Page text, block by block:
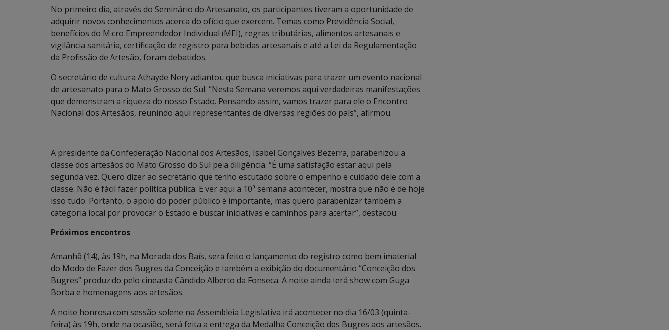
No primeiro dia, através do Seminário do Artesanato, os participantes tiveram a oportunidade de
adquirir novos conhecimentos acerca do ofício que exercem. Temas como Previdência Social,
benefícios do Micro Empreendedor Individual (MEI), regras tributárias, alimentos artesanais e
vigilância sanitária, certificação de registro para bebidas artesanais e até a Lei da Regulamentação
da Profissão de Artesão, foram debatidos.
O secretário de cultura Athayde Nery adiantou que busca iniciativas para trazer um evento nacional
de artesanato para o Mato Grosso do Sul. “Nesta Semana veremos aqui verdadeiras manifestações
que demonstram a riqueza do nosso Estado. Pensando assim, vamos trazer para ele o Encontro
Nacional dos Artesãos, reunindo aqui representantes de diversas regiões do país”, afirmou.
A presidente da Confederação Nacional dos Artesãos, Isabel Gonçalves Bezerra, parabenizou a
classe dos artesãos do Mato Grosso do Sul pela diligência. “É uma satisfação estar aqui pela
segunda vez. Quero dizer ao secretário que tenho escutado sobre o empenho e cuidado dele com a
classe. Não é fácil fazer política pública. E ver aqui a 10ª semana acontecer, mostra que não é de hoje
isso tudo. Portanto, o apoio do poder público é importante, mas quero parabenizar também a
categoria local por provocar o Estado e buscar iniciativas e caminhos para acertar”, destacou.
Próximos encontros
Amanhã (14), às 19h, na Morada dos Baís, será feito o lançamento do registro como bem imaterial
do Modo de Fazer dos Bugres da Conceição e também a exibição do documentário “Conceição dos
Bugres” produzido pelo cineasta Cândido Alberto da Fonseca. A noite ainda terá show com Guga
Borba e homenagens aos artesãos.
A noite honrosa com sessão solene na Assembleia Legislativa irá acontecer no dia 16/03 (quinta-
feira) às 19h, onde na ocasião, será feita a entrega da Medalha Conceição dos Bugres aos artesãos.